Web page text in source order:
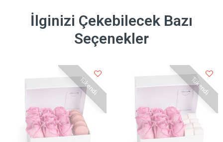
İlginizi Çekebilecek Bazı
Seçenekler
Tükendi Tükendi